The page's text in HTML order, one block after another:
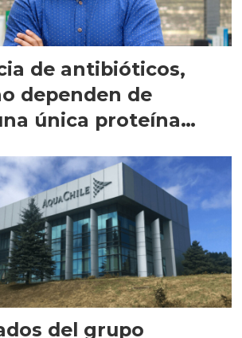
de antibióticos,
dependen de
única proteína
del grupo